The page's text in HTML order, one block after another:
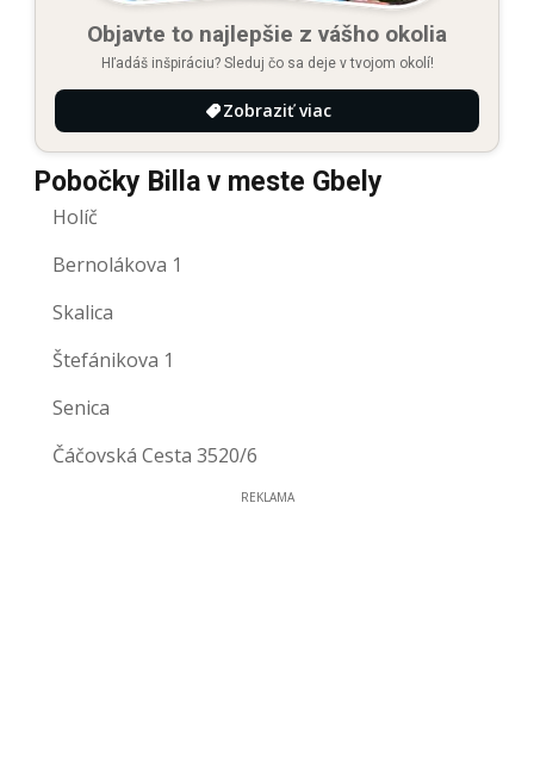
Objavte to najlepšie z vášho okolia
Hľadáš inšpiráciu? Sleduj čo sa deje v tvojom okolí!
Zobraziť viac
Pobočky Billa v meste Gbely
Holíč
Bernolákova 1
Skalica
Štefánikova 1
Senica
Čáčovská Cesta 3520/6
REKLAMA